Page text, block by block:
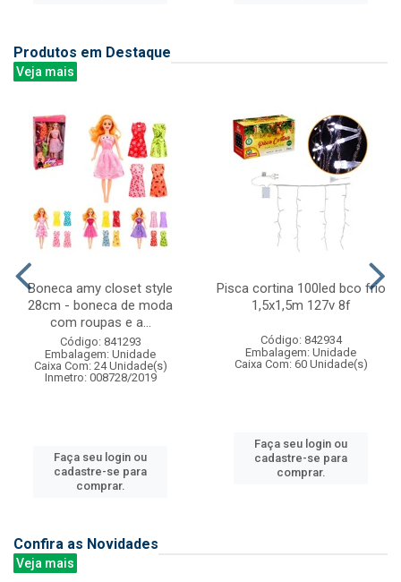
Produtos em Destaque
Veja mais
Boneca amy closet style
28cm - boneca de moda
com roupas e a...
Código: 841293
Embalagem: Unidade
Caixa Com: 24 Unidade(s)
Inmetro: 008728/2019
Faça seu login ou
cadastre-se para
comprar.
Pisca cortina 100led bco frio
1,5x1,5m 127v 8f
Código: 842934
Embalagem: Unidade
Caixa Com: 60 Unidade(s)
Faça seu login ou
cadastre-se para
comprar.
Confira as Novidades
Veja mais